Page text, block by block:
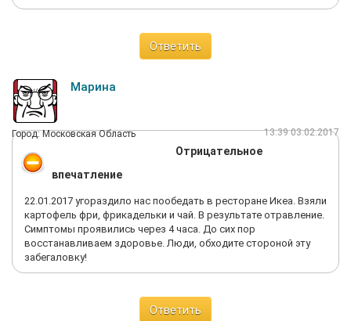
Ответить
Марина
Город: Московская Область 13:39 03.02.2017
Отрицательное
впечатление
22.01.2017 угораздило нас пообедать в ресторане Икеа. Взяли
картофель фри, фрикадельки и чай. В результате отравление.
Симптомы проявились через 4 часа. До сих пор
восстанавливаем здоровье. Люди, обходите стороной эту
забегаловку!
Ответить